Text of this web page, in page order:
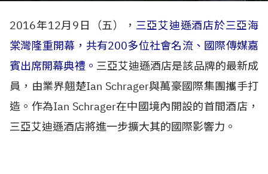
2016年12月9日（五）， 三亞艾迪遜酒店於三亞海
棠灣隆重開幕，共有200多位社會名流、國際傳媒嘉
賓出席開幕典禮。 三亞艾迪遜酒店是該品牌的最新成
員，由業界翹楚Ian Schrager與萬豪國際集團攜手打
造。作為Ian Schrager在中國境內開設的首間酒店，
三亞艾迪遜酒店將進一步擴大其的國際影響力。